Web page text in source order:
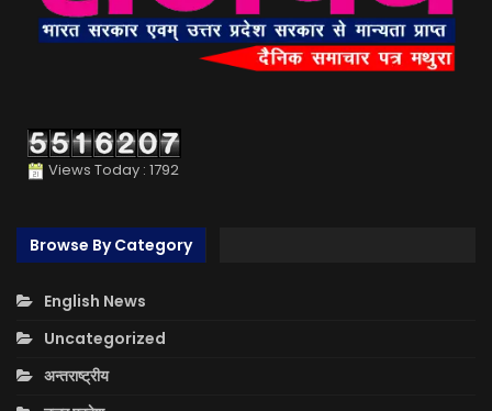
Views Today : 1792
Browse By Category
English News
Uncategorized
अन्तराष्ट्रीय